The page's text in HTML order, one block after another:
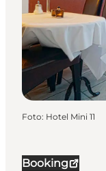
Booking
Foto: Hotel Mini 11